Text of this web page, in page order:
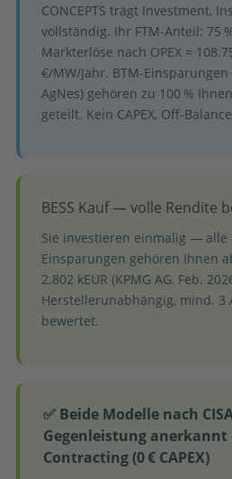
CONCEPTS trägt Investment,
vollständig. Ihr FTM-Anteil: 75
Markterlöse nach OPEX =
€/MW/Jahr. BTM-Einsparungen
AgNes) gehören zu 100 %
geteilt. Kein CAPEX, Off-
BESS Kauf — volle Rendite
Sie investieren einmalig — alle
Einsparungen gehören Ihnen
2.802 kEUR (KPMG AG, Feb.
Herstellerunabhängig, mind. 3
bewertet.
✅ Beide Modelle nach
Gegenleistung anerkannt
Contracting (0 € CAPEX)